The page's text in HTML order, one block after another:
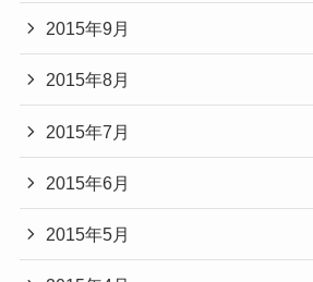
2015年9月
2015年8月
2015年7月
2015年6月
2015年5月